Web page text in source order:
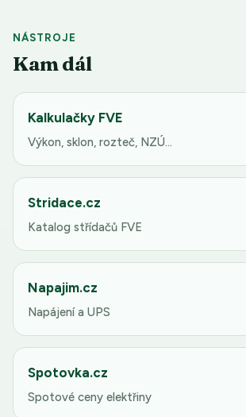
NÁSTROJE
Kam dál
Kalkulačky FVE
Výkon, sklon, rozteč, NZÚ…
Stridace.cz
Katalog střídačů FVE
Napajim.cz
Napájení a UPS
Spotovka.cz
Spotové ceny elektřiny